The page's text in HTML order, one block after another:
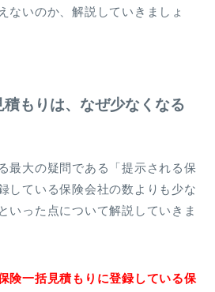
ないのか、解説していきましょ
もりは、なぜ少なくなる
最大の疑問である「提示される保
している保険会社の数よりも少な
いった点について解説していきま
険一括見積もりに登録している保